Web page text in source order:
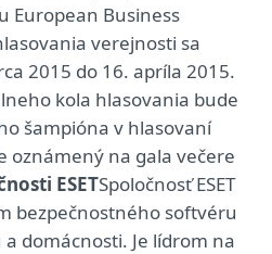
European Business
verejnosti sa
2015 do 16. apríla 2015.
kola hlasovania bude
šampióna v hlasovaní
oznámený na gala večere
ESETSpoločnosť ESET
bezpečnostného softvéru
domácnosti. Je lídrom na